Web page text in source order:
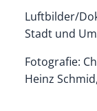
Luftbilder/
Stadt und
Fotografie:
Heinz